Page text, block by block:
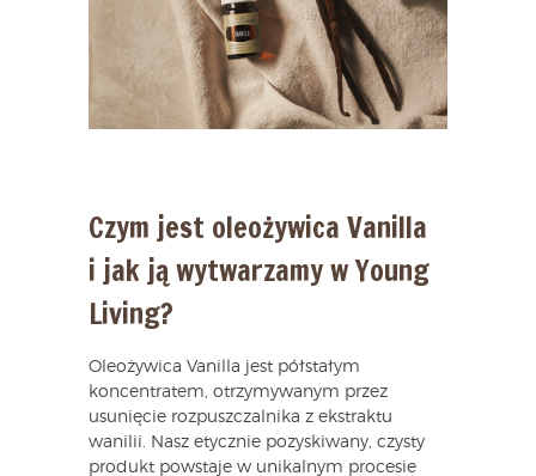
Czym jest oleożywica Vanilla
i jak ją wytwarzamy w Young
Living?
Oleożywica Vanilla jest półstałym
koncentratem, otrzymywanym przez
usunięcie rozpuszczalnika z ekstraktu
wanilii. Nasz etycznie pozyskiwany, czysty
produkt powstaje w unikalnym procesie